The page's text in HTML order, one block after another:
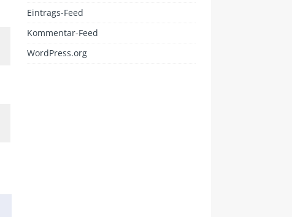
Eintrags-Feed
Kommentar-Feed
WordPress.org